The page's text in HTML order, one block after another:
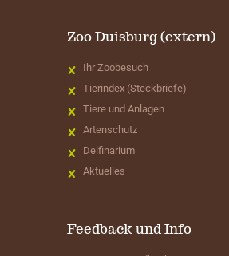
Zoo Duisburg (extern)
Ihr Zoobesuch
Tierindex (Steckbriefe)
Tiere und Anlagen
Artenschutz
Delfinarium
Aktuelles
Feedback und Info